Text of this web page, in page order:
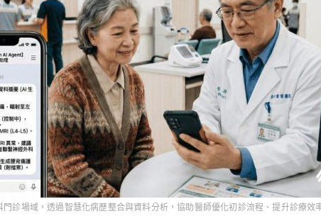
診場域，透過智慧化病歷整合與資料分析，協助醫師優化初診流程、提升診療效